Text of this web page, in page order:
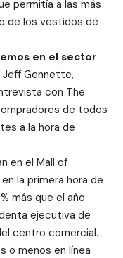
permitía a las más
de los vestidos de
en el sector
Jeff Gennette,
con The
de todos
a la hora de
en el Mall of
la primera hora de
más que el año
ejecutiva de
centro comercial.
o menos en línea